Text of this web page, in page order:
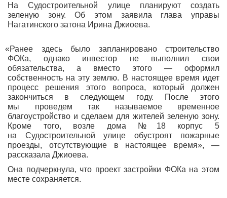
На Судостроительной улице планируют создать
зеленую зону. Об этом заявила глава управы
Нагатинского затона Ирина Джиоева.
«Ранее здесь было запланировано строительство
ФОКа, однако инвестор не выполнил свои
обязательства, а вместо этого — оформил
собственность на эту землю. В настоящее время идет
процесс решения этого вопроса, который должен
закончиться в следующем году. После этого
мы проведем так называемое временное
благоустройство и сделаем для жителей зеленую зону.
Кроме того, возле дома №18 корпус 5
на Судостроительной улице обустроят пожарные
проезды, отсутствующие в настоящее время», —
рассказала Джиоева.
Она подчеркнула, что проект застройки ФОКа на этом
месте сохраняется.